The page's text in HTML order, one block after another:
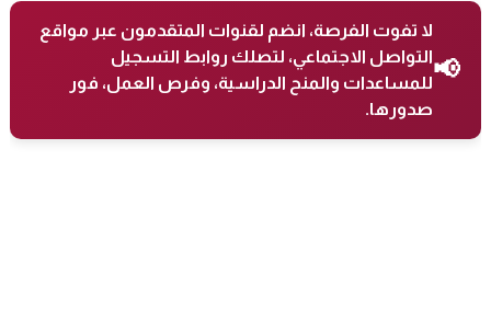
📢
لا تفوت الفرصة، انضم لقنوات المتقدمون عبر مواقع
التواصل الاجتماعي، لتصلك روابط التسجيل
للمساعدات والمنح الدراسية، وفرص العمل، فور
صدورها.